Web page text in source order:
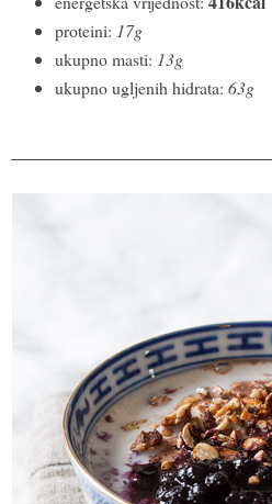
proteini: 17g
ukupno masti: 13g
ukupno ugljenih hidrata: 63g